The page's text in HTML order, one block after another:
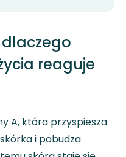
dlaczego
reaguje
A, która przyspiesza
i pobudza